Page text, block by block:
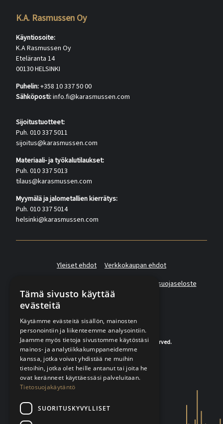
K.A. Rasmussen Oy
Käyntiosoite:
K.A Rasmussen Oy
Eteläranta 14
00130 HELSINKI
Puhelin:+358 10 337 50 00
Sähköposti:info.fi@karasmussen.com
Sijoitustuotteet:
Puh. 010 337 5011
sijoitus@karasmussen.com
Materiaali- ja työkalutilaukset:
Puh. 010 337 5013
tilaus@karasmussen.com
Myymälä ja jalometallien kierrätys:
Puh. 010 337 5014
helsinki@karasmussen.com
Yleiset ehdot
Verkkokaupan ehdot
Asiakas- ja suoramarkkinointirekisterin tietosuojaseloste
© 2020-2026 K.A.Rasmussen. All rights reserved.
Tämä sivusto käyttää
evästeitä
Käytämme evästeitä sisällön, mainosten
personointiin ja liikenteemme analysointiin.
Jaamme myös tietoja sivustomme käytöstäsi
mainos- ja analytiikkakumppaneidemme
kanssa, jotka voivat yhdistää ne muihin
tietoihin, jotka olet heille antanut tai joita he
ovat keränneet käyttäessäsi palveluitaan.
Tietosuojakäytäntö
SUORITUSKYVYLLISET